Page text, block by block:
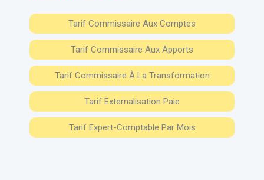
Tarif Commissaire Aux Comptes
Tarif Commissaire Aux Apports
Tarif Commissaire À La Transformation
Tarif Externalisation Paie
Tarif Expert-Comptable Par Mois